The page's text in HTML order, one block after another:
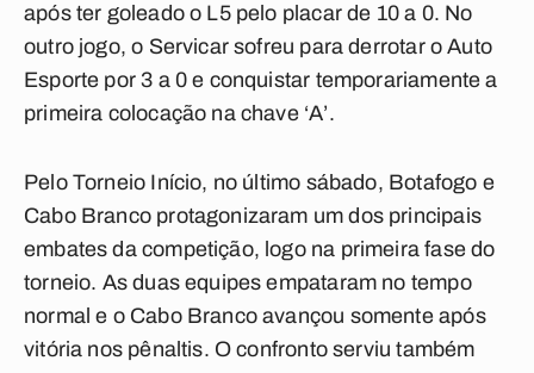
após ter goleado o L5 pelo placar de 10 a 0. No
outro jogo, o Servicar sofreu para derrotar o Auto
Esporte por 3 a 0 e conquistar temporariamente a
primeira colocação na chave ‘A’.
Pelo Torneio Início, no último sábado, Botafogo e
Cabo Branco protagonizaram um dos principais
embates da competição, logo na primeira fase do
torneio. As duas equipes empataram no tempo
normal e o Cabo Branco avançou somente após
vitória nos pênaltis. O confronto serviu também